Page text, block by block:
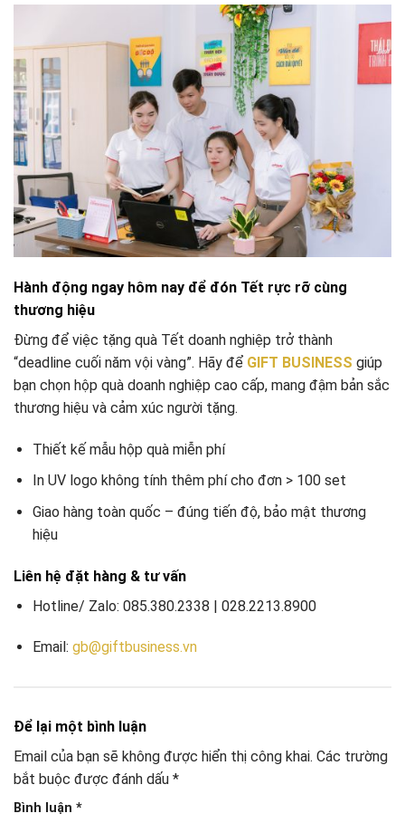
Hành động ngay hôm nay để đón Tết rực rỡ cùng
thương hiệu
Đừng để việc tặng quà Tết doanh nghiệp trở thành
“deadline cuối năm vội vàng”. Hãy để GIFT BUSINESS giúp
bạn chọn hộp quà doanh nghiệp cao cấp, mang đậm bản sắc
thương hiệu và cảm xúc người tặng.
Thiết kế mẫu hộp quà miễn phí
In UV logo không tính thêm phí cho đơn > 100 set
Giao hàng toàn quốc – đúng tiến độ, bảo mật thương
hiệu
Liên hệ đặt hàng & tư vấn
Hotline/ Zalo: 085.380.2338 | 028.2213.8900
Email: gb@giftbusiness.vn
Để lại một bình luận
Email của bạn sẽ không được hiển thị công khai. Các trường
bắt buộc được đánh dấu *
Bình luận *